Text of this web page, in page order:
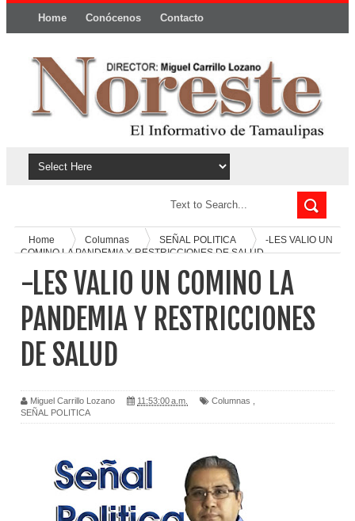
Home Conócenos Contacto
Home Columnas SEÑAL POLITICA
-LES VALIO UN
COMINO LA PANDEMIA Y RESTRICCIONES DE SALUD
-LES VALIO UN COMINO LA
PANDEMIA Y RESTRICCIONES
DE SALUD
Miguel Carrillo Lozano 11:53:00 a.m. Columnas
SEÑAL POLITICA